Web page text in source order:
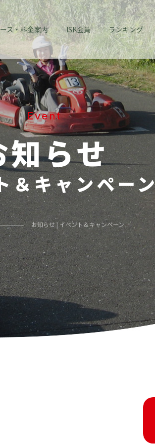
ス・料金案内 ISK会員 ランキング
Event
知らせ
＆キャンペー
お知らせ | イベント＆キャンペーン